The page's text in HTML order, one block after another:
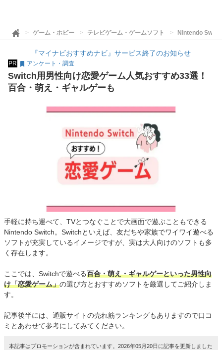
ゲーム・ホビー テレビゲーム・ゲームソフト Nintendo
『マイナビおすすめナビ』サービス終了のお知らせ
PR アンケート・調査
Switch用男性向け恋愛ゲーム人気おすすめ33選！
百合・萌え・ギャルゲーも
手軽に持ち運べて、TVとつなぐことで大画面で遊ぶこともできる
Nintendo Switch。Switchといえば、友だちや家族でワイワイ遊べる
ソフトが充実しているイメージですが、実は大人向けのソフトも多
く存在します。
ここでは、Switchで遊べる百合・萌え・ギャルゲーといった男性向
け「恋愛ゲーム」の選び方とおすすめソフトを厳選してご紹介しま
す。
記事後半には、通販サイトの売れ筋ランキングもありますので口コ
ミとあわせて参考にしてみてください。
本記事はプロモーションが含まれています。2026年05月20日に記事を更新しました